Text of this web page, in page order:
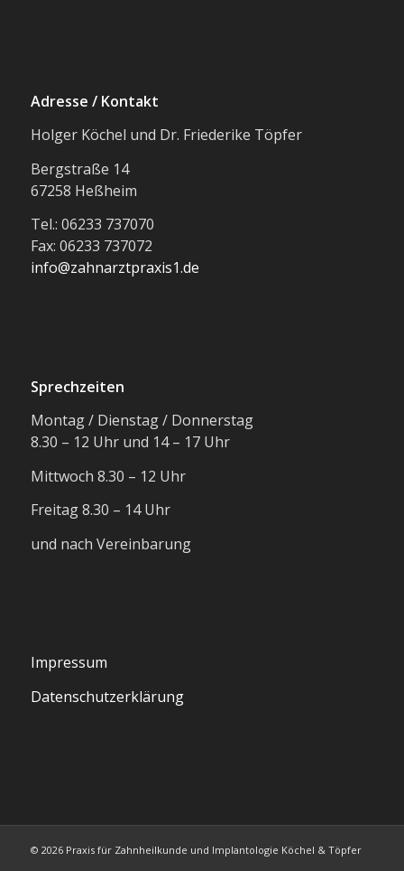
Adresse / Kontakt
Holger Köchel und Dr. Friederike Töpfer
Bergstraße 14
67258 Heßheim
Tel.: 06233 737070
Fax: 06233 737072
info@zahnarztpraxis1.de
Sprechzeiten
Montag / Dienstag / Donnerstag
8.30 – 12 Uhr und 14 – 17 Uhr
Mittwoch 8.30 – 12 Uhr
Freitag 8.30 – 14 Uhr
und nach Vereinbarung
Impressum
Datenschutzerklärung
© 2026 Praxis für Zahnheilkunde und Implantologie Köchel & Töpfer